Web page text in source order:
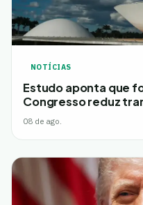
NOTÍCIAS
Estudo aponta que
Congresso reduz
08 de ago.